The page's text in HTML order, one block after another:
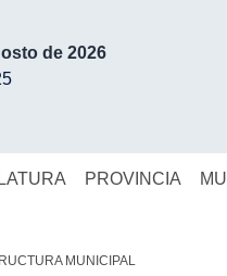
de 2026
PROVINCIA
MUNICIPAL